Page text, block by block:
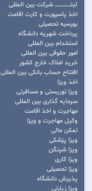
ثبتــــــــــــــــ شرکت بین المللی
اخذ پاسپورت و کارت اقامت
بورسیه تحصیلی
پرداخت شهریه دانشگاه
استخدام بین المللی
امور حقوقی بین المللی
خرید املاک خارج کشور
افتتاح حساب بانکی بین المللی
اخذ ویزا
ویزا توریستی و مسافرتی
سرمایه گذاری بین المللی
مهاجرت و اخذ اقامت
وکیل مهاجرت و ویزا
تمکن مالی
ویزا پزشکی
ویزا شینگن
ویزا کاری
ویزا تحصیلی
پذیرش دانشگاه
ویزا زیارتی